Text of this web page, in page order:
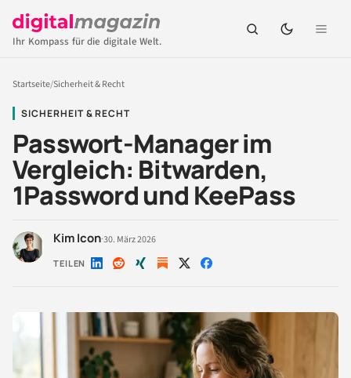
Ihr Kompass für die digitale Welt.
Startseite/Sicherheit & Recht
SICHERHEIT & RECHT
Passwort-Manager im
Vergleich: Bitwarden,
1Password und KeePass
Kim Icon·30. März 2026
TEILEN Auf Auf Auf Auf Auf